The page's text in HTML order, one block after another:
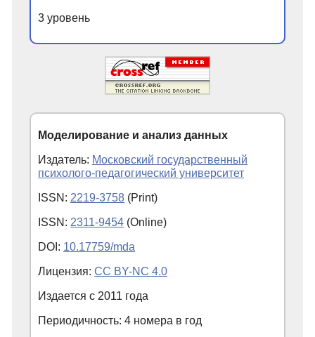
3 уровень
Моделирование и анализ данных
Издатель: Московский государственный
психолого-педагогический университет
ISSN: 2219-3758 (Print)
ISSN: 2311-9454 (Online)
DOI: 10.17759/mda
Лицензия: CC BY-NC 4.0
Издается с 2011 года
Периодичность: 4 номера в год